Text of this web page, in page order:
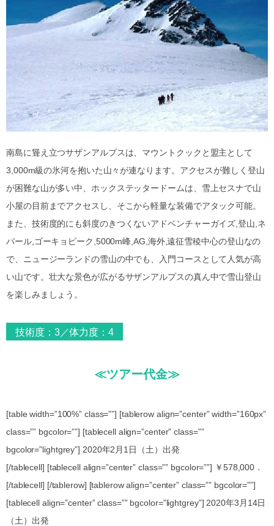
南島に聳え立つサザンアルプスは、マウントクックと盟主として
3,000m級の氷河を抱いた山々が連なります。アクセスが難しく登山
が困難な山が多い中、ホックステッタードームは、雪上セスナで山
小屋の目前までアクセスし、そこから軽量な装備でアタック可能。
また、技術度的にも斜度のきつくないアドベンチャーガイズ,登山,ネ
パール,ゴーキョピーク,5000m峰,AG,海外,遠征雪稜中心の登山なの
で、ニュージーランドの雪山の中でも、入門コースとして人気が高
い山です。壮大な景色が広がるサザンアルプスの真ん中で雪山登山
を楽しみましょう。
技術度：3／体力度：4
≪ツアー代金≫
[table width=”100%” class=””] [tablerow align=”center” width=”160px”
class=”” bgcolor=””] [tablecell align=”center” class=””
bgcolor=”lightgrey”] 2020年2月1日（土）出発
[/tablecell] [tablecell align=”center” class=”” bgcolor=””] ￥578,000．
[/tablecell] [/tablerow] [tablerow align=”center” class=”” bgcolor=””]
[tablecell align=”center” class=”” bgcolor=”lightgrey”] 2020年3月14日
（土）出発